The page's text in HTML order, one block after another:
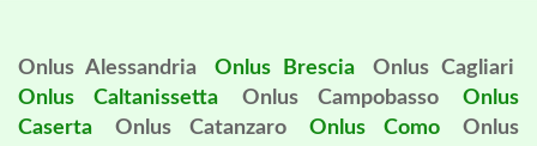
Onlus Alessandria Onlus Brescia
Onlus Cagliari
Onlus Caltanissetta
Onlus Campobasso
Onlus
Caserta
Onlus Catanzaro Onlus Como
Onlus